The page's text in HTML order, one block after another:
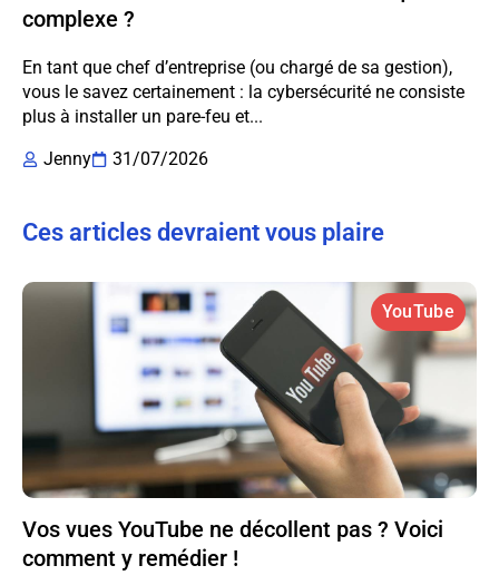
complexe ?
En tant que chef d’entreprise (ou chargé de sa gestion),
vous le savez certainement : la cybersécurité ne consiste
plus à installer un pare-feu et...
Jenny
31/07/2026
Ces articles devraient vous plaire
YouTube
Vos vues YouTube ne décollent pas ? Voici
comment y remédier !